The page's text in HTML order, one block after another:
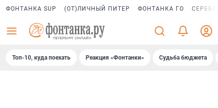
ФОНТАНКА SUP (ОТ)ЛИЧНЫЙ ПИТЕР ФОНТАНКА ГО
Топ-10, куда поехать Реакция «Фонтанки» Судьба бюджета